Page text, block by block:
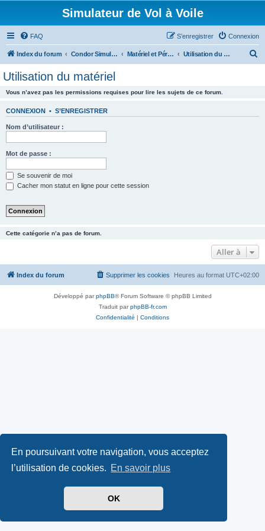
En poursuivant votre navigation, vous acceptez
l’utilisation de cookies. En savoir plus
OK
Simulateur de Vol à Voile
FAQ Connexion
S’enregistrer
Index du forum Condor Simulateur de Vol à Voile Matériel et Périphériques Utilisation du matériel
Utilisation du matériel
Vous n’avez pas les permissions requises pour lire les sujets de ce forum.
CONNEXION • S’ENREGISTRER
Nom d’utilisateur :
Mot de passe :
Se souvenir de moi
Cacher mon statut en ligne pour cette session
Cette catégorie n’a pas de forum.
Aller à
Index du forum Heures au format UTC+02:00
Supprimer les cookies
Développé parphpBB® Forum Software © phpBB Limited
Traduit parphpBB-fr.com
Confidentialité | Conditions